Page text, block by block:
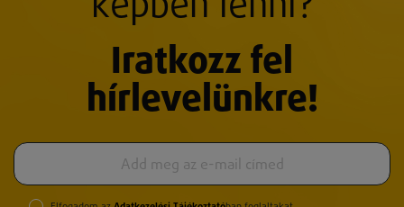
képben lenni?
Iratkozz fel
hírlevelünkre!